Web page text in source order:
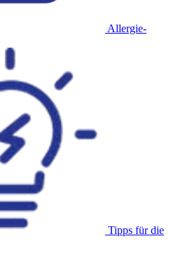
Allergie-
Tipps für die